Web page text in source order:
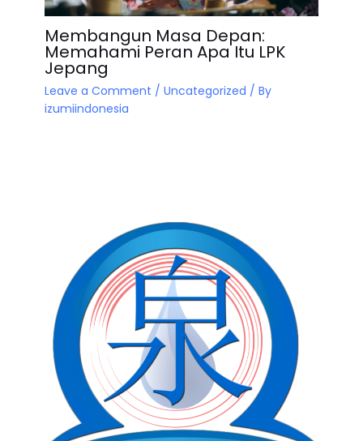
Membangun Masa Depan:
Memahami Peran Apa Itu LPK
Jepang
Leave a Comment / Uncategorized / By
izumiindonesia